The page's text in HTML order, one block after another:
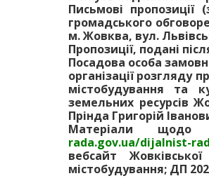
Письмові
громадського
м. Жовква, вул.
Пропозиції, подані
Посадова особа
організації розгляду
містобудування та
земельних ресурсів
Прінда Григорій
Матеріали щодо
rada.gov.ua/dijalnist-
вебсайт
містобудування; ДП